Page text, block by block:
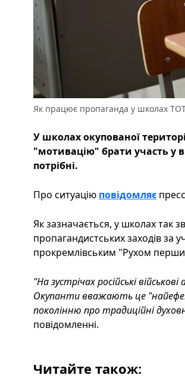
Як працює пропаганда у школах
У школах окупованої
"мотивацію" брати участь у
потрібні.
Про ситуацію повідомляє
Як зазначається, у школах так
пропагандистських заходів за
прокремлівським "Рухом
"На зустрічах російські
Окупанти вважають це
поколінню про традиційні
повідомленні.
Читайте також: